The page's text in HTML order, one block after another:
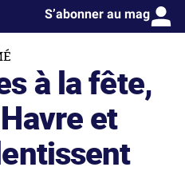
S’abonner au mag
à la fête,
et